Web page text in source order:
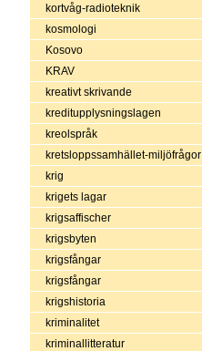
kortvåg-radioteknik
kosmologi
Kosovo
KRAV
kreativt skrivande
kreditupplysningslagen
kreolspråk
kretsloppssamhället-miljöfrågor
krig
krigets lagar
krigsaffischer
krigsbyten
krigsfångar
krigsfångar
krigshistoria
kriminalitet
kriminallitteratur